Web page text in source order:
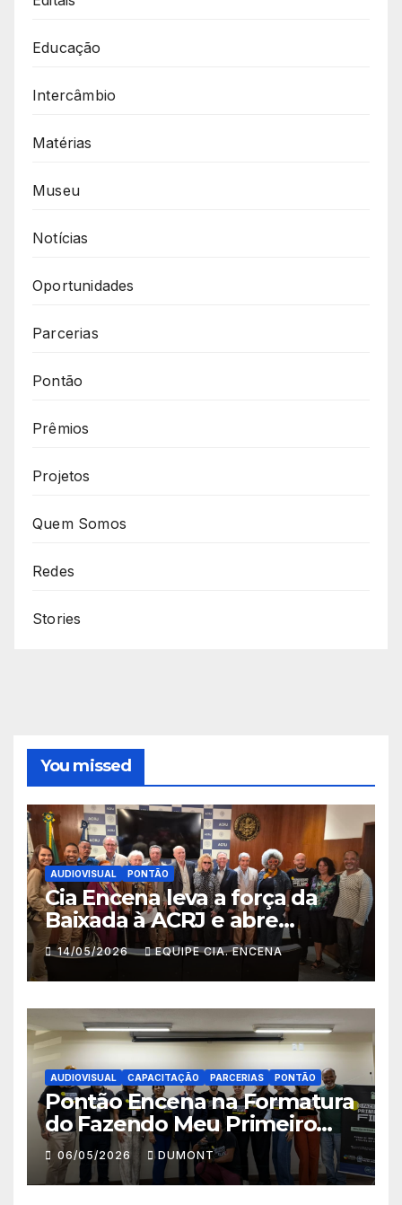
Educação
Intercâmbio
Matérias
Museu
Notícias
Oportunidades
Parcerias
Pontão
Prêmios
Projetos
Quem Somos
Redes
Stories
You missed
AUDIOVISUAL PONTÃO
Cia Encena leva a força da
Baixada à ACRJ e abre
inscrições para a 2ª turma do
Fazendo Meu Primeiro Filme”
em Nova Iguaçu
14/05/2026 EQUIPE CIA. ENCENA
AUDIOVISUAL CAPACITAÇÃO PARCERIAS PONTÃO
Pontão Encena na Formatura
do Fazendo Meu Primeiro
Filme no Degase Belford
Roxo e reforça as inscrições
abertas em Nova Iguaçu
06/05/2026 DUMONT